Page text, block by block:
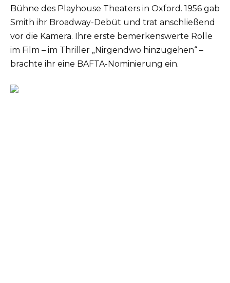
Bühne des Playhouse Theaters in Oxford. 1956 gab
Smith ihr Broadway-Debüt und trat anschließend
vor die Kamera. Ihre erste bemerkenswerte Rolle
im Film – im Thriller „Nirgendwo hinzugehen“ –
brachte ihr eine BAFTA-Nominierung ein.